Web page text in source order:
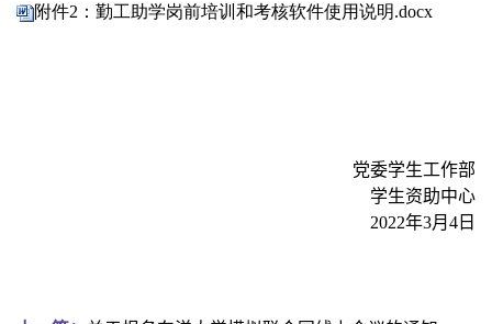
附件2 ：勤工助学岗前培训和考核软件使用说明.docx
党委学生工作部
学生资助中心
2022年3月 4 日